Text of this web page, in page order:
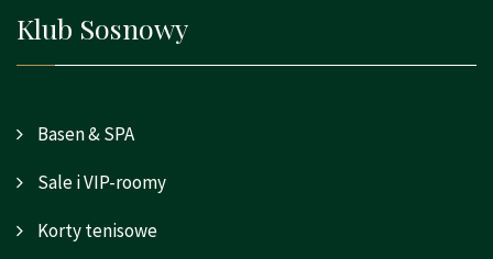
Klub Sosnowy
Basen & SPA
Sale i VIP-roomy
Korty tenisowe